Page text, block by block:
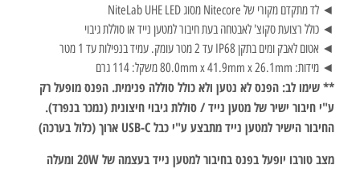
◄ לד מתקדם מקורי של Nitecore מסוג NiteLab UHE LED
◄ כולל רצועת סקוצ' לאבטחה בעת חיבור למטען נייד או סוללת גיבוי
◄ אטום לאבק ומים בתקן IP68 עד 2 מטר עומק. עמיד בנפילות עד 1 מטר
◄ מידות: 80.0mm x 41.9mm x 26.1mm משקל: 114 גרם
** שימו לב: הפנס לא נטען ולא כולל סוללה פנימית. הפנס מופעל רק
ע"י חיבור ישיר של מטען נייד / סוללת גיבוי חיצונית (נמכר בנפרד).
החיבור הישיר למטען נייד מתבצע ע"י כבל USB-C ארוך (כלול בערכה)
מצב טורבו יופעל בפנס בחיבור למטען נייד בעצמה של 20W ומעלה